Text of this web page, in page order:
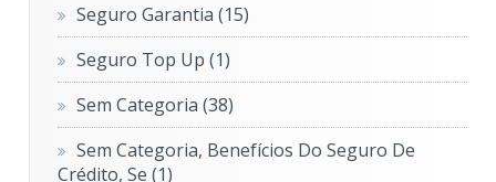
Seguro Garantia(15)
Seguro Top Up(1)
Sem Categoria(38)
Sem Categoria, Benefícios Do Seguro De
Crédito, Se(1)